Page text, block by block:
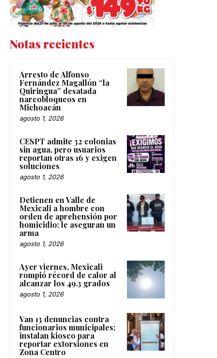
Notas recientes
Arresto de Alfonso
Fernández Magallón “la
Quiringua” desatada
narcobloqueos en
Michoacán
agosto 1, 2026
CESPT admite 32 colonias
sin agua, pero usuarios
reportan otras 16 y exigen
soluciones
agosto 1, 2026
Detienen en Valle de
Mexicali a hombre con
orden de aprehensión por
homicidio; le aseguran un
arma
agosto 1, 2026
Ayer viernes, Mexicali
rompió récord de calor al
alcanzar los 49.3 grados
agosto 1, 2026
Van 13 denuncias contra
funcionarios municipales;
instalan kiosco para
reportar extorsiones en
Zona Centro